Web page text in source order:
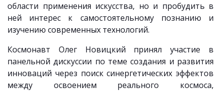
области применения искусства, но и пробудить в
ней интерес к самостоятельному познанию и
изучению современных технологий.
Космонавт Олег Новицкий принял участие в
панельной дискуссии по теме создания и развития
инноваций через поиск синергетических эффектов
между освоением реального космоса,